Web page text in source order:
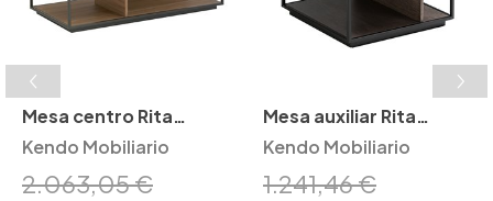
Mesa centro Rita
Kendo
Kendo Mobiliario
2.063,05 €
Mesa auxiliar Rita
Kendo
Kendo Mobiliario
1.241,46 €